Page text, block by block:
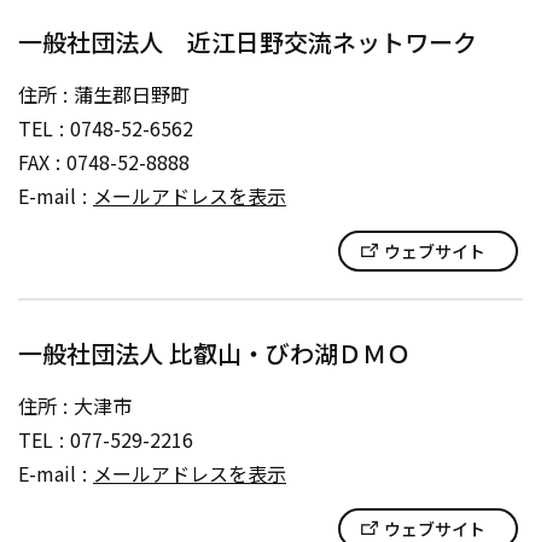
一般社団法人 近江日野交流ネットワーク
住所
蒲生郡日野町
TEL 0748-52-6562
FAX 0748-52-8888
E-mail
メールアドレスを表示
ウェブサイト
一般社団法人 比叡山・びわ湖ＤＭＯ
住所
大津市
TEL 077-529-2216
E-mail
メールアドレスを表示
ウェブサイト